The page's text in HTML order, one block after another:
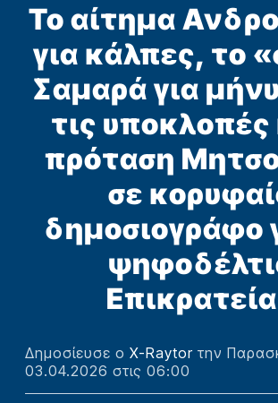
Το αίτημα
για κάλπες, το
Σαμαρά για
τις υποκλοπές
πρόταση
σε
δημοσιογράφο
Δημοσίευσε ο X-Raytor την
03.04.2026 στις 06:00